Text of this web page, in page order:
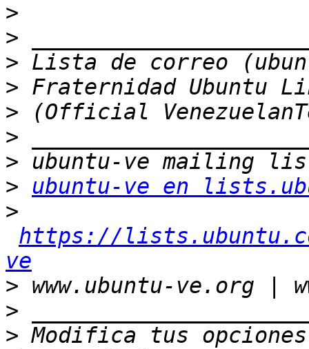
>
>
>
>
>
>
>
>
ubuntu-ve en
>
https://
ve
>
>
> Modifica tus